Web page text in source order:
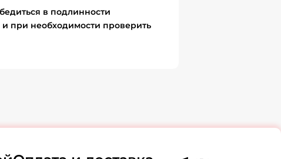
в подлинности
при необходимости проверить